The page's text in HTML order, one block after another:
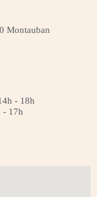
Montauban
- 18h
- 17h